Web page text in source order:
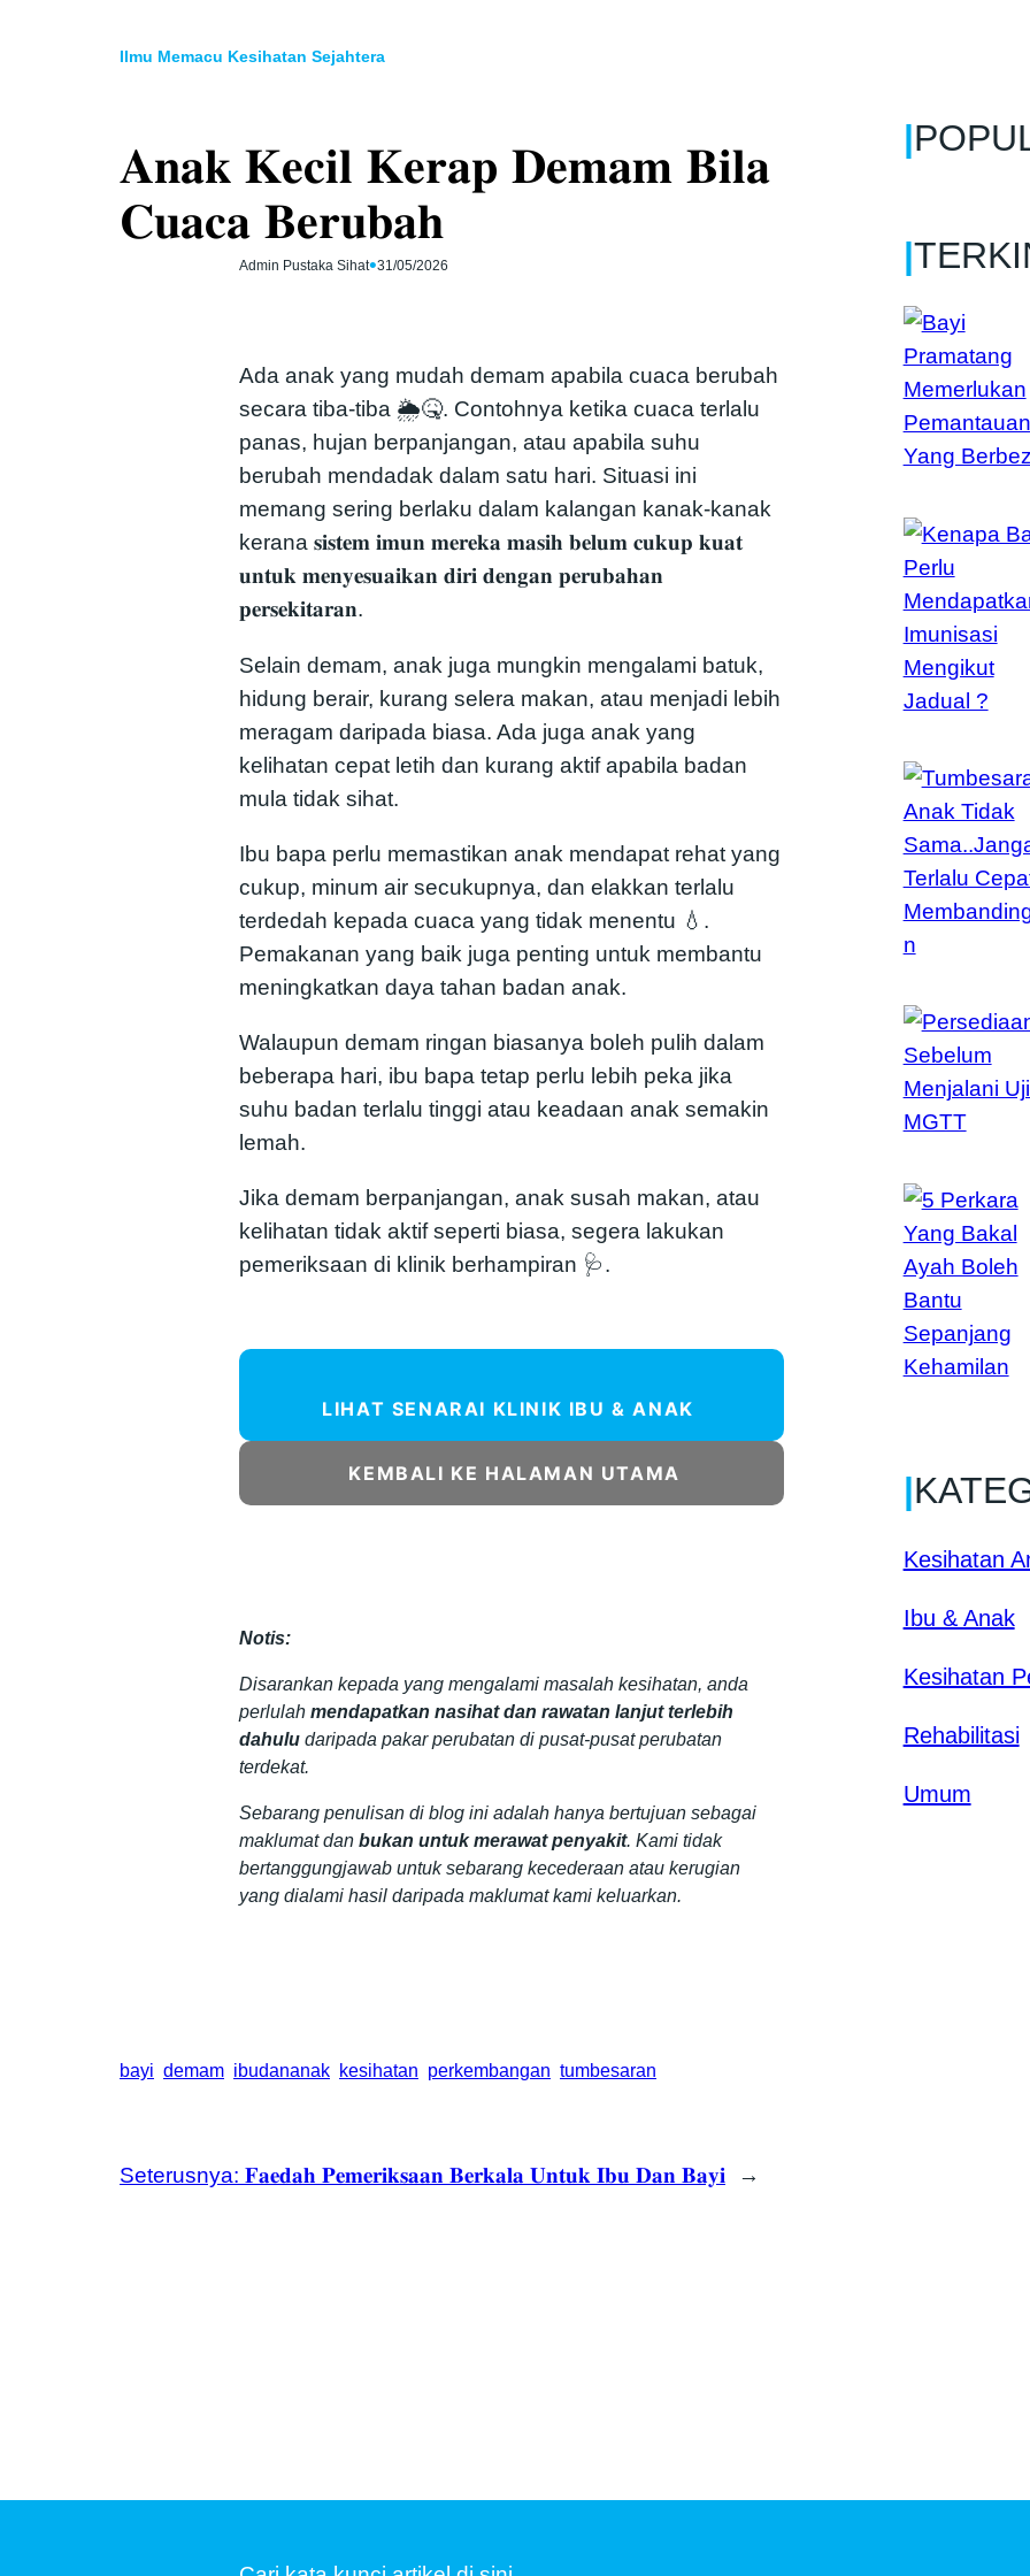
Ilmu Memacu Kesihatan Sejahtera
𝐀𝐧𝐚𝐤 𝐊𝐞𝐜𝐢𝐥 𝐊𝐞𝐫𝐚𝐩 𝐃𝐞𝐦𝐚𝐦 𝐁𝐢𝐥𝐚
𝐂𝐮𝐚𝐜𝐚 𝐁𝐞𝐫𝐮𝐛𝐚𝐡
Admin Pustaka Sihat•31/05/2026
Ada anak yang mudah demam apabila cuaca berubah
secara tiba-tiba 🌦🤒. Contohnya ketika cuaca terlalu
panas, hujan berpanjangan, atau apabila suhu
berubah mendadak dalam satu hari. Situasi ini
memang sering berlaku dalam kalangan kanak-kanak
kerana 𝐬𝐢𝐬𝐭𝐞𝐦 𝐢𝐦𝐮𝐧 𝐦𝐞𝐫𝐞𝐤𝐚 𝐦𝐚𝐬𝐢𝐡 𝐛𝐞𝐥𝐮𝐦 𝐜𝐮𝐤𝐮𝐩 𝐤𝐮𝐚𝐭
𝐮𝐧𝐭𝐮𝐤 𝐦𝐞𝐧𝐲𝐞𝐬𝐮𝐚𝐢𝐤𝐚𝐧 𝐝𝐢𝐫𝐢 𝐝𝐞𝐧𝐠𝐚𝐧 𝐩𝐞𝐫𝐮𝐛𝐚𝐡𝐚𝐧
𝐩𝐞𝐫𝐬𝐞𝐤𝐢𝐭𝐚𝐫𝐚𝐧.
Selain demam, anak juga mungkin mengalami batuk,
hidung berair, kurang selera makan, atau menjadi lebih
meragam daripada biasa. Ada juga anak yang
kelihatan cepat letih dan kurang aktif apabila badan
mula tidak sihat.
Ibu bapa perlu memastikan anak mendapat rehat yang
cukup, minum air secukupnya, dan elakkan terlalu
terdedah kepada cuaca yang tidak menentu 💧.
Pemakanan yang baik juga penting untuk membantu
meningkatkan daya tahan badan anak.
Walaupun demam ringan biasanya boleh pulih dalam
beberapa hari, ibu bapa tetap perlu lebih peka jika
suhu badan terlalu tinggi atau keadaan anak semakin
lemah.
Jika demam berpanjangan, anak susah makan, atau
kelihatan tidak aktif seperti biasa, segera lakukan
pemeriksaan di klinik berhampiran 🩺.
LIHAT SENARAI KLINIK IBU & ANAK
KEMBALI KE HALAMAN UTAMA
Notis:
Disarankan kepada yang mengalami masalah kesihatan, anda
perlulah mendapatkan nasihat dan rawatan lanjut terlebih
dahulu daripada pakar perubatan di pusat-pusat perubatan
terdekat.
Sebarang penulisan di blog ini adalah hanya bertujuan sebagai
maklumat dan bukan untuk merawat penyakit. Kami tidak
bertanggungjawab untuk sebarang kecederaan atau kerugian
yang dialami hasil daripada maklumat kami keluarkan.
bayi demam ibudananak kesihatan perkembangan tumbesaran
Seterusnya: 𝐅𝐚𝐞𝐝𝐚𝐡 𝐏𝐞𝐦𝐞𝐫𝐢𝐤𝐬𝐚𝐚𝐧 𝐁𝐞𝐫𝐤𝐚𝐥𝐚 𝐔𝐧𝐭𝐮𝐤 𝐈𝐛𝐮 𝐃𝐚𝐧 𝐁𝐚𝐲𝐢 →
|
|
|
Kesihatan
Ibu & Anak
Kesihatan
Rehabilitasi
Umum